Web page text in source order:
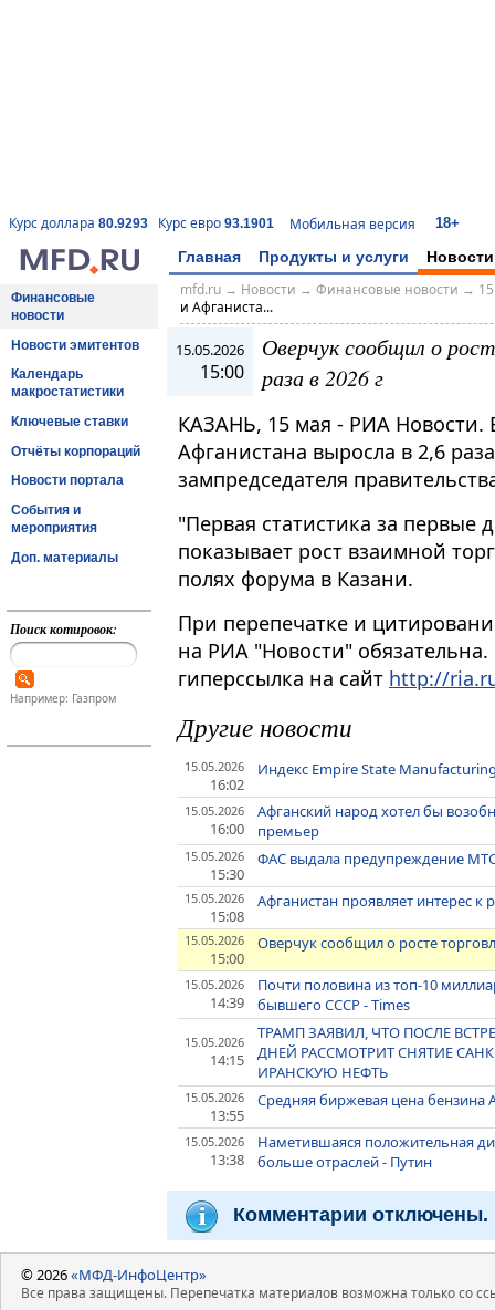
Курс доллара 80.9293 Курс евро 93.1901 Мобильная версия 18+
Главная Продукты и услуги Новости
Финансовые
новости
Новости эмитентов
Календарь
макростатистики
Ключевые ставки
Отчёты корпораций
Новости портала
События и
мероприятия
Доп. материалы
Поиск котировок:
Например: Газпром
mfd.ru→ Новости → Финансовые новости →
и Афганиста...
15.05.2026
15:00
Оверчук сообщил о
раза в 2026 г
КАЗАНЬ, 15 мая - РИА Новости.
Афганистана выросла в 2,6
зампредседателя
"Первая статистика за первые
показывает рост взаимной
полях форума в Казани​​​.
При перепечатке и
на РИА "Новости"
гиперссылка на сайт http://
Другие новости
15.05.2026
16:02
Индекс Empire State
15.05.2026
16:00
Афганский народ хотел бы
премьер
15.05.2026
15:30
ФАС выдала предупреждение
15.05.2026
15:08
Афганистан проявляет интерес
15.05.2026
15:00
Оверчук сообщил о росте
15.05.2026
14:39
Почти половина из топ-10
бывшего СССР - Times
15.05.2026
14:15
ТРАМП ЗАЯВИЛ, ЧТО ПОСЛЕ
ДНЕЙ РАССМОТРИТ СНЯТИЕ
ИРАНСКУЮ НЕФТЬ
15.05.2026
13:55
Средняя биржевая цена бензина
15.05.2026
13:38
Наметившаяся положительная
больше отраслей - Путин
Комментарии отключены.
© 2026«МФД-ИнфоЦентр»
Все права защищены. Перепечатка материалов возможна только со